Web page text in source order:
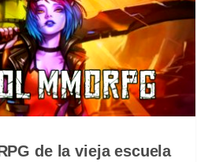
de la vieja escuela